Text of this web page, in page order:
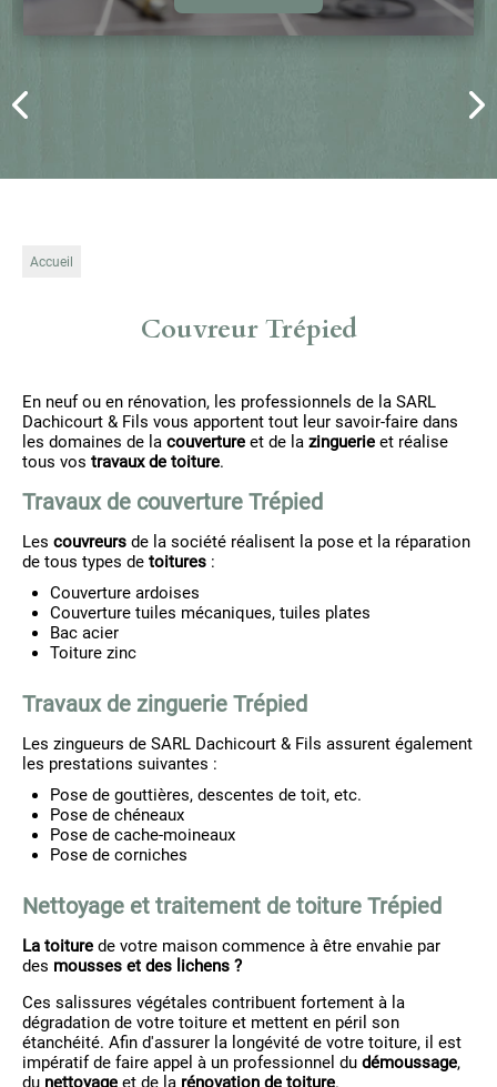
Accueil
Couvreur Trépied
En neuf ou en rénovation, les professionnels de la SARL
Dachicourt & Fils vous apportent tout leur savoir-faire dans
les domaines de la couverture et de la zinguerie et réalise
tous vos travaux de toiture.
Travaux de couverture Trépied
Les couvreurs de la société réalisent la pose et la réparation
de tous types de toitures :
Couverture ardoises
Couverture tuiles mécaniques, tuiles plates
Bac acier
Toiture zinc
Travaux de zinguerie Trépied
Les zingueurs de SARL Dachicourt & Fils assurent également
les prestations suivantes :
Pose de gouttières, descentes de toit, etc.
Pose de chéneaux
Pose de cache-moineaux
Pose de corniches
Nettoyage et traitement de toiture Trépied
La toiture de votre maison commence à être envahie par
des mousses et des lichens ?
Ces salissures végétales contribuent fortement à la
dégradation de votre toiture et mettent en péril son
étanchéité. Afin d'assurer la longévité de votre toiture, il est
impératif de faire appel à un professionnel du démoussage,
du nettoyage et de la rénovation de toiture.